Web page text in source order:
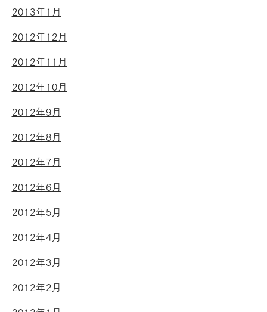
2013年1月
2012年12月
2012年11月
2012年10月
2012年9月
2012年8月
2012年7月
2012年6月
2012年5月
2012年4月
2012年3月
2012年2月